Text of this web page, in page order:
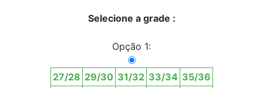
Selecione a grade :
Opção 1:
27/28 29/30 31/32 33/34 35/36